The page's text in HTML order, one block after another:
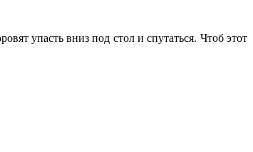
упасть вниз под стол и спутаться. Чтоб этот